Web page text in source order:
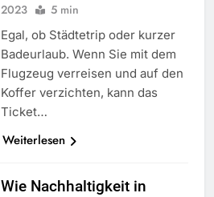
2023
5 min
Egal, ob Städtetrip oder kurzer
Badeurlaub. Wenn Sie mit dem
Flugzeug verreisen und auf den
Koffer verzichten, kann das
Ticket…
Weiterlesen
Wie Nachhaltigkeit in